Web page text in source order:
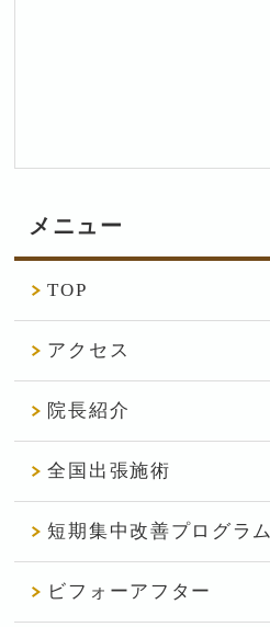
メニュー
TOP
アクセス
院長紹介
全国出張施術
短期集中改善プログラム
ビフォーアフター